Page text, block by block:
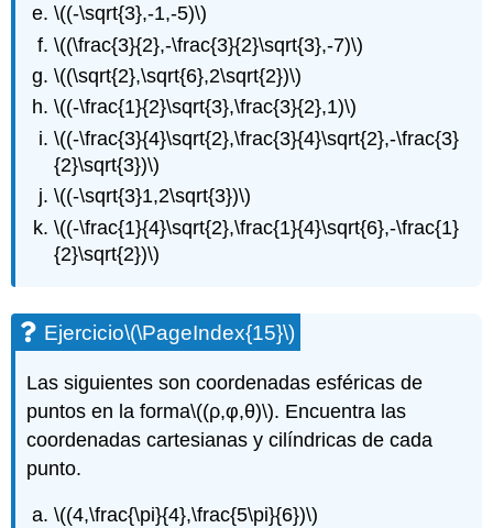
\((-\sqrt{3},-1,-5)\)
\((\frac{3}{2},-\frac{3}{2}\sqrt{3},-7)\)
\((\sqrt{2},\sqrt{6},2\sqrt{2})\)
\((-\frac{1}{2}\sqrt{3},\frac{3}{2},1)\)
\((-\frac{3}{4}\sqrt{2},\frac{3}{4}\sqrt{2},-\frac{3}
{2}\sqrt{3})\)
\((-\sqrt{3}1,2\sqrt{3})\)
\((-\frac{1}{4}\sqrt{2},\frac{1}{4}\sqrt{6},-\frac{1}
{2}\sqrt{2})\)
Ejercicio\(\PageIndex{15}\)
Las siguientes son coordenadas esféricas de
puntos en la forma\((ρ,φ,θ)\). Encuentra las
coordenadas cartesianas y cilíndricas de cada
punto.
\((4,\frac{\pi}{4},\frac{5\pi}{6})\)